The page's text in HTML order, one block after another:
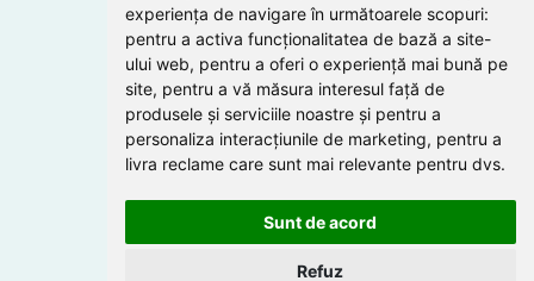
experiența de navigare în următoarele scopuri:
pentru a activa funcționalitatea de bază a site-
ului web, pentru a oferi o experiență mai bună pe
site, pentru a vă măsura interesul față de
produsele și serviciile noastre și pentru a
personaliza interacțiunile de marketing, pentru a
livra reclame care sunt mai relevante pentru dvs.
Sunt de acord
Refuz